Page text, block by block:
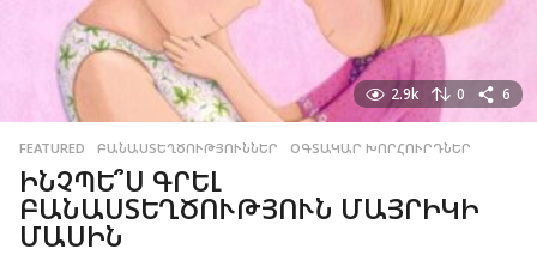
2.9k 0 6
FEATURED ,ԲԱՆԱՍՏԵՂԾՈՒԹՅՈՒՆՆԵՐ ,ՕԳՏԱԿԱՐ ԽՈՐՀՈՒՐԴՆԵՐ
ԻՆՉՊԵ՞Ս ԳՐԵԼ
ԲԱՆԱՍՏԵՂԾՈՒԹՅՈՒՆ ՄԱՅՐԻԿԻ
ՄԱՍԻՆ